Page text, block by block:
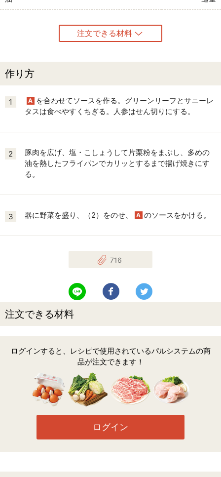
注文できる材料
作り方
1 A を合わせてソースを作る。グリーンリーフとサニーレ
タスは食べやすくちぎる。人参はせん切りにする。
2
豚肉を広げ、塩・こしょうして片栗粉をまぶし、多めの
油を熱したフライパンでカリッとするまで揚げ焼きにす
る。
3 器に野菜を盛り、（2）をのせ、 A のソースをかける。
716
LINEで送る Facebookでシェアする
注文できる材料
ログインすると、レシピで使用されているパルシステムの商
品が注文できます！
ログイン